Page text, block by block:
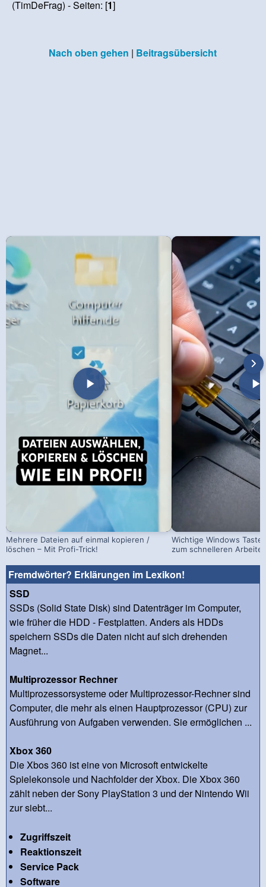
(TimDeFrag) - Seiten: [1]
Nach oben gehen | Beitragsübersicht
Mehrere Dateien auf einmal kopieren /
löschen – Mit Profi-Trick!
Wichtige Windows
zum schnelleren
Fremdwörter? Erklärungen im Lexikon!
SSD
SSDs (Solid State Disk) sind Datenträger im Computer,
wie früher die HDD - Festplatten. Anders als HDDs
speichern SSDs die Daten nicht auf sich drehenden
Magnet...
Multiprozessor Rechner
Multiprozessorsysteme oder Multiprozessor-Rechner sind
Computer, die mehr als einen Hauptprozessor (CPU) zur
Ausführung von Aufgaben verwenden. Sie ermöglichen ...
Xbox 360
Die Xbos 360 ist eine von Microsoft entwickelte
Spielekonsole und Nachfolder der Xbox. Die Xbox 360
zählt neben der Sony PlayStation 3 und der Nintendo Wii
zur siebt...
Zugriffszeit
Reaktionszeit
Service Pack
Software